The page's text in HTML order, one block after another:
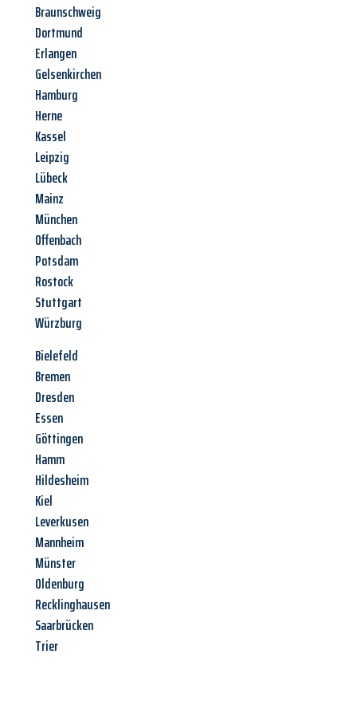
Braunschweig
Dortmund
Erlangen
Gelsenkirchen
Hamburg
Herne
Kassel
Leipzig
Lübeck
Mainz
München
Offenbach
Potsdam
Rostock
Stuttgart
Würzburg
Bielefeld
Bremen
Dresden
Essen
Göttingen
Hamm
Hildesheim
Kiel
Leverkusen
Mannheim
Münster
Oldenburg
Recklinghausen
Saarbrücken
Trier